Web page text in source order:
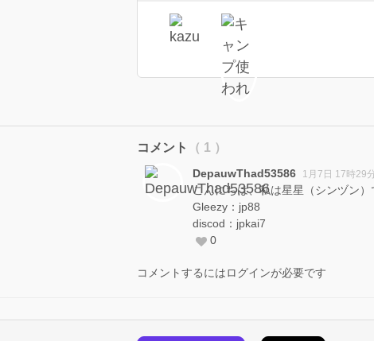
コメント （ 1 ）
DepauwThad53586 1月7日 17時29
こんにちは、私は星星（シンヅン
Gleezy：jp88
discod：jpkai7
0
コメントするにはログインが必要です